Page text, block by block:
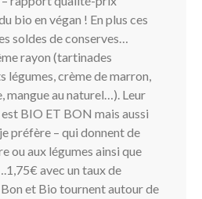
bio en végan ! En plus ces
soldes de conserves…
rayon (tartinades
légumes, crème de marron,
mangue au naturel…). Leur
BIO ET BON mais aussi
préfère – qui donnent de
ou aux légumes ainsi que
avec un taux de
et Bio tournent autour de